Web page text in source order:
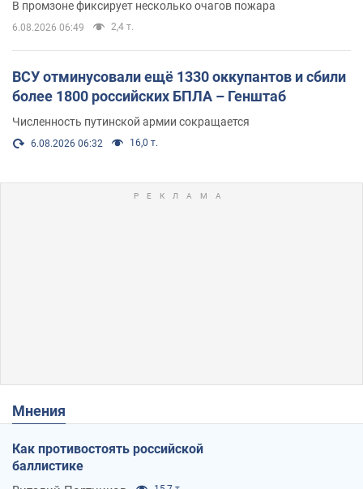
В промзоне фиксирует несколько очагов пожара
6.08.2026 06:49 2,4 т.
ВСУ отминусовали ещё 1330 оккупантов и сбили
более 1800 российских БПЛА – Генштаб
Численность путинской армии сокращается
6.08.2026 06:32 16,0 т.
Мнения
Как противостоять российской
баллистике